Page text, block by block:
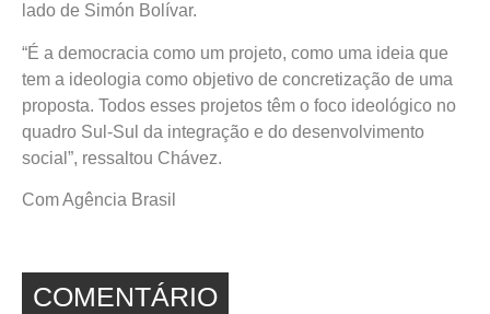
lado de Simón Bolívar.
“É a democracia como um projeto, como uma ideia que
tem a ideologia como objetivo de concretização de uma
proposta. Todos esses projetos têm o foco ideológico no
quadro Sul-Sul da integração e do desenvolvimento
social”, ressaltou Chávez.
Com Agência Brasil
COMENTÁRIO